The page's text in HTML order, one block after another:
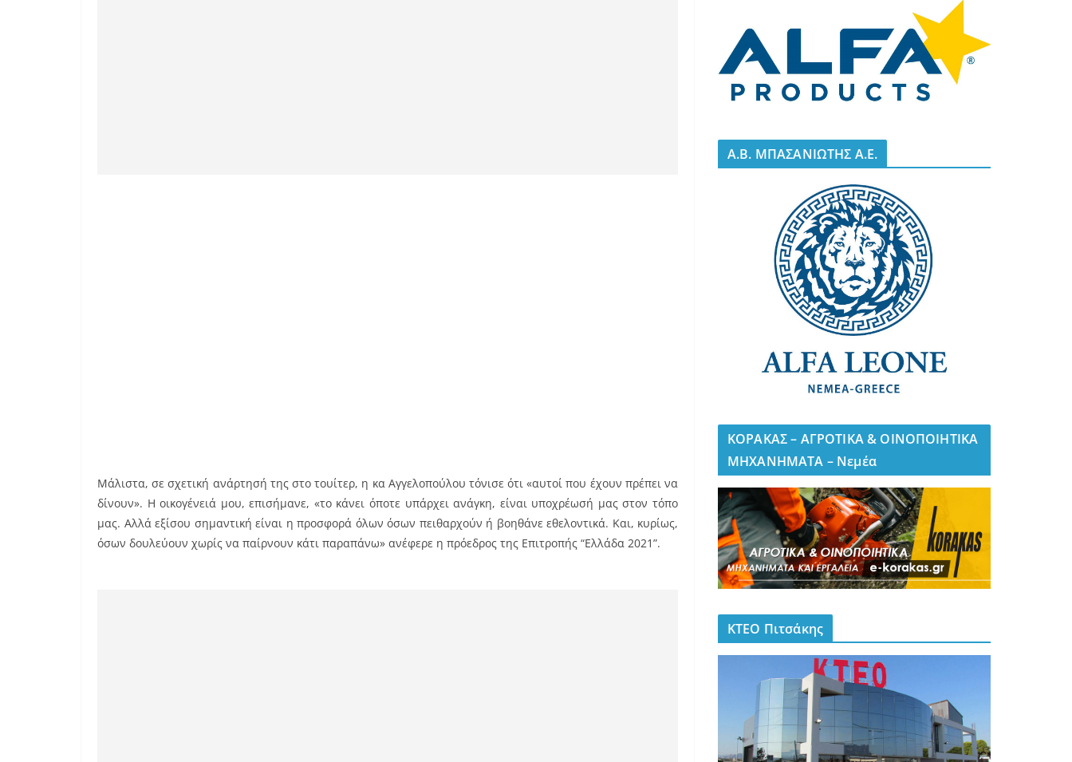
Μάλιστα, σε σχετική ανάρτησή της στο τουίτερ, η κα Αγγελοπούλου τόνισε ότι «αυτοί που έχουν πρέπει να
δίνουν». Η οικογένειά μου, επισήμανε, «το κάνει όποτε υπάρχει ανάγκη, είναι υποχρέωσή μας στον τόπο
μας. Αλλά εξίσου σημαντική είναι η προσφορά όλων όσων πειθαρχούν ή βοηθάνε εθελοντικά. Και, κυρίως,
όσων δουλεύουν χωρίς να παίρνουν κάτι παραπάνω» ανέφερε η πρόεδρος της Επιτροπής “Ελλάδα 2021”.
A.B. ΜΠΑΣΑΝΙΩΤΗΣ Α.Ε.
ΚΟΡΑΚΑΣ – ΑΓΡΟΤΙΚΑ & ΟΙΝΟΠΟΙΗΤΙΚΑ
ΜΗΧΑΝΗΜΑΤΑ – Νεμέα
ΚΤΕΟ Πιτσάκης